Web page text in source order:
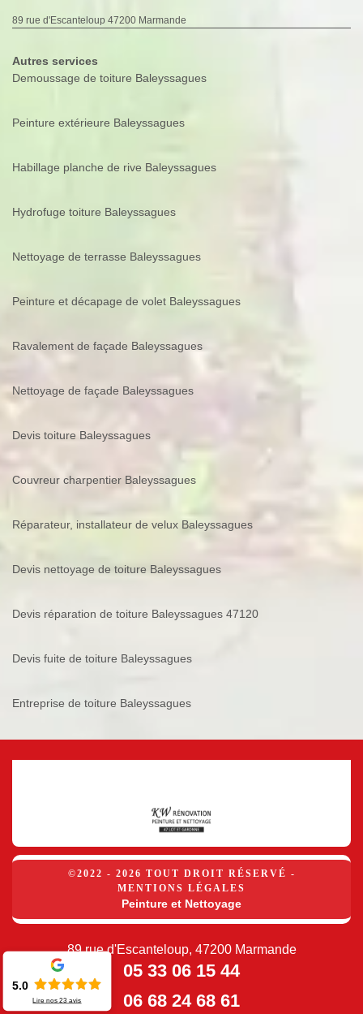
89 rue d'Escanteloup 47200 Marmande
Autres services
Demoussage de toiture Baleyssagues
Peinture extérieure Baleyssagues
Habillage planche de rive Baleyssagues
Hydrofuge toiture Baleyssagues
Nettoyage de terrasse Baleyssagues
Peinture et décapage de volet Baleyssagues
Ravalement de façade Baleyssagues
Nettoyage de façade Baleyssagues
Devis toiture Baleyssagues
Couvreur charpentier Baleyssagues
Réparateur, installateur de velux Baleyssagues
Devis nettoyage de toiture Baleyssagues
Devis réparation de toiture Baleyssagues 47120
Devis fuite de toiture Baleyssagues
Entreprise de toiture Baleyssagues
©2022 - 2026 TOUT DROIT RÉSERVÉ -
MENTIONS LÉGALES
Peinture et Nettoyage
89 rue d'Escanteloup, 47200 Marmande
05 33 06 15 44
06 68 24 68 61
5.0
Lire nos23 avis